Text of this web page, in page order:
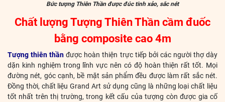
Bức tượng Thiên Thần được đúc tinh xảo, sắc nét
Chất lượng Tượng Thiên Thần cầm đuốc
bằng composite cao 4m
Tượng thiên thần được hoàn thiện trực tiếp bởi các người thợ dày
dặn kinh nghiệm trong lĩnh vực nên có độ hoàn thiện rất tốt. Mọi
đường nét, góc cạnh, bề mặt sản phẩm đều được làm rất sắc nét.
Đồng thời, chất liệu Grand Art sử dụng cũng là những loại chất liệu
tốt nhất trên thị trường, trong kết cấu của tượng còn được gia cố